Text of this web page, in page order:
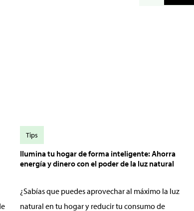
Ilumina tu hogar de forma inteligente: Ahorra
energía y dinero con el poder de la luz natural
¿Sabías que puedes aprovechar al máximo la luz
natural en tu hogar y reducir tu consumo de
Tips